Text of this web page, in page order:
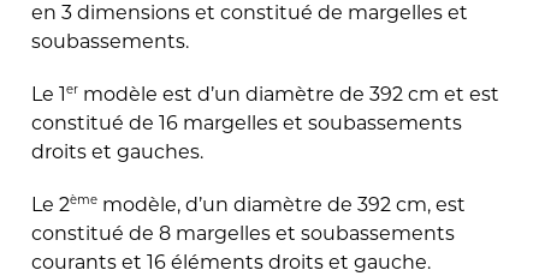
en 3 dimensions et constitué de margelles et
soubassements.
Le 1er modèle est d’un diamètre de 392 cm et est
constitué de 16 margelles et soubassements
droits et gauches.
Le 2ème modèle, d’un diamètre de 392 cm, est
constitué de 8 margelles et soubassements
courants et 16 éléments droits et gauche.